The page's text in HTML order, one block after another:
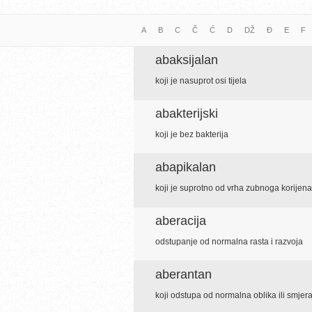
A B C Č Ć D DŽ Đ E F
abaksijalan
koji je nasuprot osi tijela
abakterijski
koji je bez bakterija
abapikalan
koji je suprotno od vrha zubnoga korijena
aberacija
odstupanje od normalna rasta i razvoja
aberantan
koji odstupa od normalna oblika ili smjera